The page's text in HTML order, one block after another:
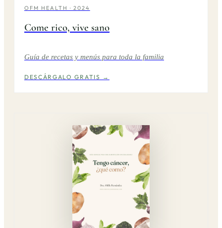
OFM HEALTH · 2024
Come rico, vive sano
Guía de recetas y menús para toda la familia
DESCÁRGALO GRATIS →